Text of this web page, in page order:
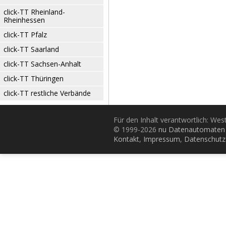
click-TT Rheinland-
Rheinhessen
click-TT Pfalz
click-TT Saarland
click-TT Sachsen-Anhalt
click-TT Thüringen
click-TT restliche Verbände
Für den Inhalt verantwortlich:
© 1999-2026 nu
Kontakt, Impressum, Datenschutz